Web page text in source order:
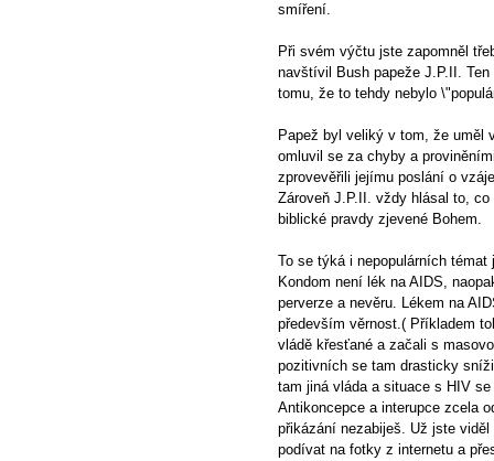
smíření.
Při svém výčtu jste zapomněl
navštívil Bush papeže J.P.II.
tomu, že to tehdy nebylo
Papež byl veliký v tom, že
omluvil se za chyby a
zprovevěřili jejímu poslání o
Zároveň J.P.II. vždy hlásal to,
biblické pravdy zjevené Bohem.
To se týká i nepopulárních
Kondom není lék na AIDS,
perverze a nevěru. Lékem na
především věrnost.( Příkladem
vládě křesťané a začali s
pozitivních se tam drasticky
tam jiná vláda a situace s HIV
Antikoncepce a interupce zcela
přikázání nezabiješ. Už jste
podívat na fotky z internetu a